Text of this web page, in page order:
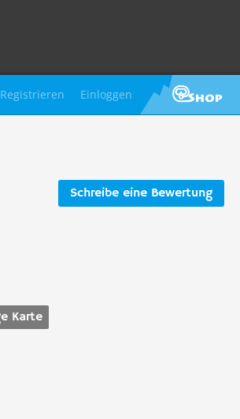
Registrieren Einloggen
Schreibe eine Bewertung
Karte